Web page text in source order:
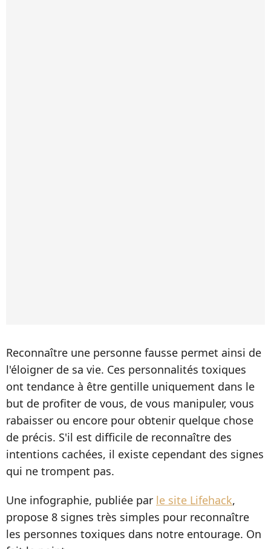
Reconnaître une personne fausse permet ainsi de
l'éloigner de sa vie. Ces personnalités toxiques
ont tendance à être gentille uniquement dans le
but de profiter de vous, de vous manipuler, vous
rabaisser ou encore pour obtenir quelque chose
de précis. S'il est difficile de reconnaître des
intentions cachées, il existe cependant des signes
qui ne trompent pas.
Une infographie, publiée par le site Lifehack,
propose 8 signes très simples pour reconnaître
les personnes toxiques dans notre entourage. On